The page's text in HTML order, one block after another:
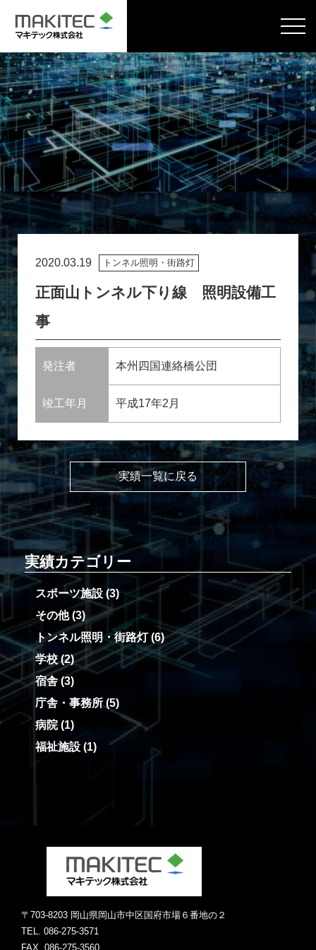
2020.03.19 トンネル照明・街路灯
正面山トンネル下り線 照明設備工
事
発注者 本州四国連絡橋公団
竣工年月 平成17年2月
実績一覧に戻る
実績カテゴリー
スポーツ施設 (3)
その他(3)
トンネル照明・街路灯(6)
学校(2)
宿舎(3)
庁舎・事務所(5)
病院(1)
福祉施設 (1)
〒703-8203 岡⼭県岡⼭市中区国府市場６番地の２
TEL. 086-275-3571
FAX. 086-275-3560